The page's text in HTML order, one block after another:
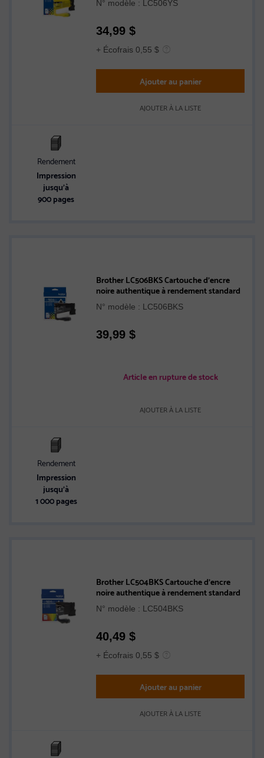
N° modèle : LC506YS
34,99 $
+ Écofrais 0,55 $
Ajouter au panier
AJOUTER À LA LISTE
Rendement
Impression
jusqu’à
900 pages
Brother LC506BKS Cartouche d’encre
noire authentique à rendement standard
N° modèle : LC506BKS
39,99 $
Article en rupture de stock
AJOUTER À LA LISTE
Rendement
Impression
jusqu’à
1 000 pages
Brother LC504BKS Cartouche d’encre
noire authentique à rendement standard
N° modèle : LC504BKS
40,49 $
+ Écofrais 0,55 $
Ajouter au panier
AJOUTER À LA LISTE